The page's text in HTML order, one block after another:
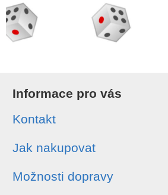
Informace pro vás
Kontakt
Jak nakupovat
Možnosti dopravy